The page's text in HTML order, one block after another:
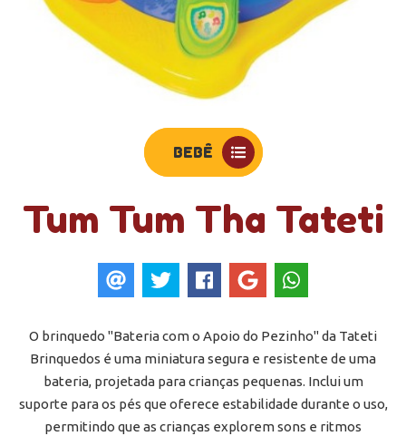
BEBÊ
Tum Tum Tha Tateti
O brinquedo "Bateria com o Apoio do Pezinho" da Tateti
Brinquedos é uma miniatura segura e resistente de uma
bateria, projetada para crianças pequenas. Inclui um
suporte para os pés que oferece estabilidade durante o uso,
permitindo que as crianças explorem sons e ritmos